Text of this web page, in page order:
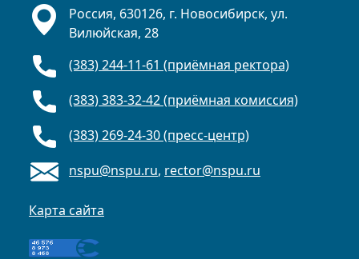
Россия, 630126, г. Новосибирск, ул.
Вилюйская, 28
(383) 244-11-61 (приёмная ректора)
(383) 383-32-42 (приёмная комиссия)
(383) 269-24-30 (пресс-центр)
nspu@nspu.ru, rector@nspu.ru
Карта сайта